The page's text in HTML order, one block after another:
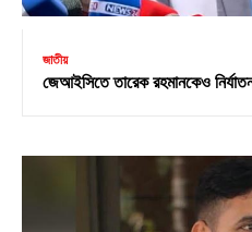
জাতীয়
জেআইসিতে তারেক রহমানকেও